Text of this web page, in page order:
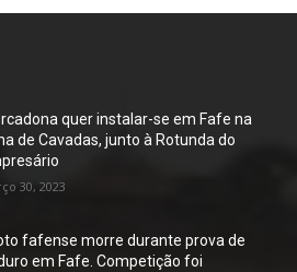
quer instalar-se em Fafe na
de Cavadas, junto à Rotunda do
30, 2023
fafense morre durante prova de
em Fafe. Competição foi